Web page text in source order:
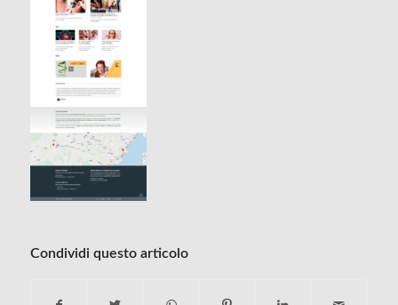
Condividi questo articolo